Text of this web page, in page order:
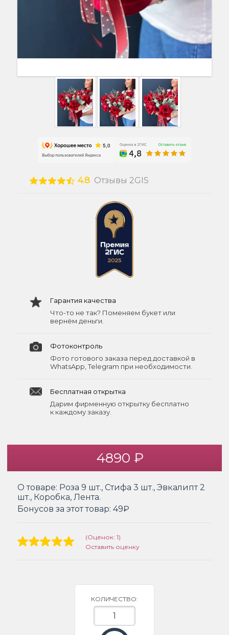
4.8 Отзывы 2GIS
Гарантия качества
Что-то не так? Поменяем букет или
вернём деньги.
Фотоконтроль
Фото готового заказа перед доставкой в
WhatsApp, Telegram при необходимости.
Бесплатная открытка
Дарим фирменную открытку бесплатно
к каждому заказу.
4890 ₽
О товаре: Роза 9 шт., Стифа 3 шт., Эвкалипт 2
шт., Коробка, Лента.
Бонусов за этот товар: 49₽
(Оценок: 1)
Оставить оценку
КОЛИЧЕСТВО: